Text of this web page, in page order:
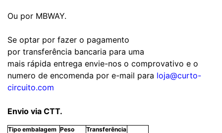
Ou por MBWAY.
Se optar por fazer o pagamento
por transferência bancaria para uma
mais rápida entrega envie-nos o comprovativo e o
numero de encomenda por e-mail para loja@curto-
circuito.com
Envio via CTT.
Tipo embalagem Peso
Transferência